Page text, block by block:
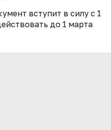
вступит в силу с 1
до 1 марта